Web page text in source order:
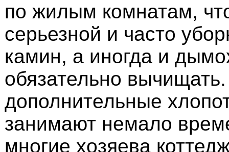
по жилым комнатам,
серьезной и часто
камин, а иногда и
обязательно
дополнительные
занимают немало
многие хозяева